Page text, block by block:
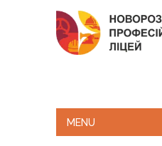
MENU